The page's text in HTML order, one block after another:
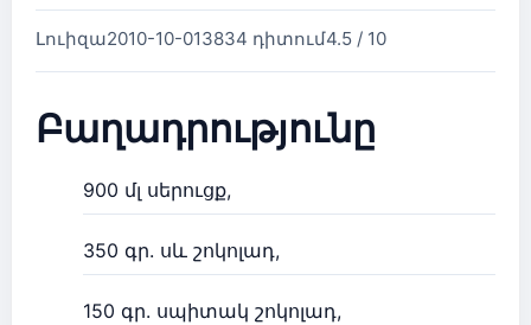
Լուիզա2010-10-013834 դիտում4.5 / 10
Բաղադրությունը
900 մլ սերուցք,
350 գր. սև շոկոլադ,
150 գր. սպիտակ շոկոլադ,